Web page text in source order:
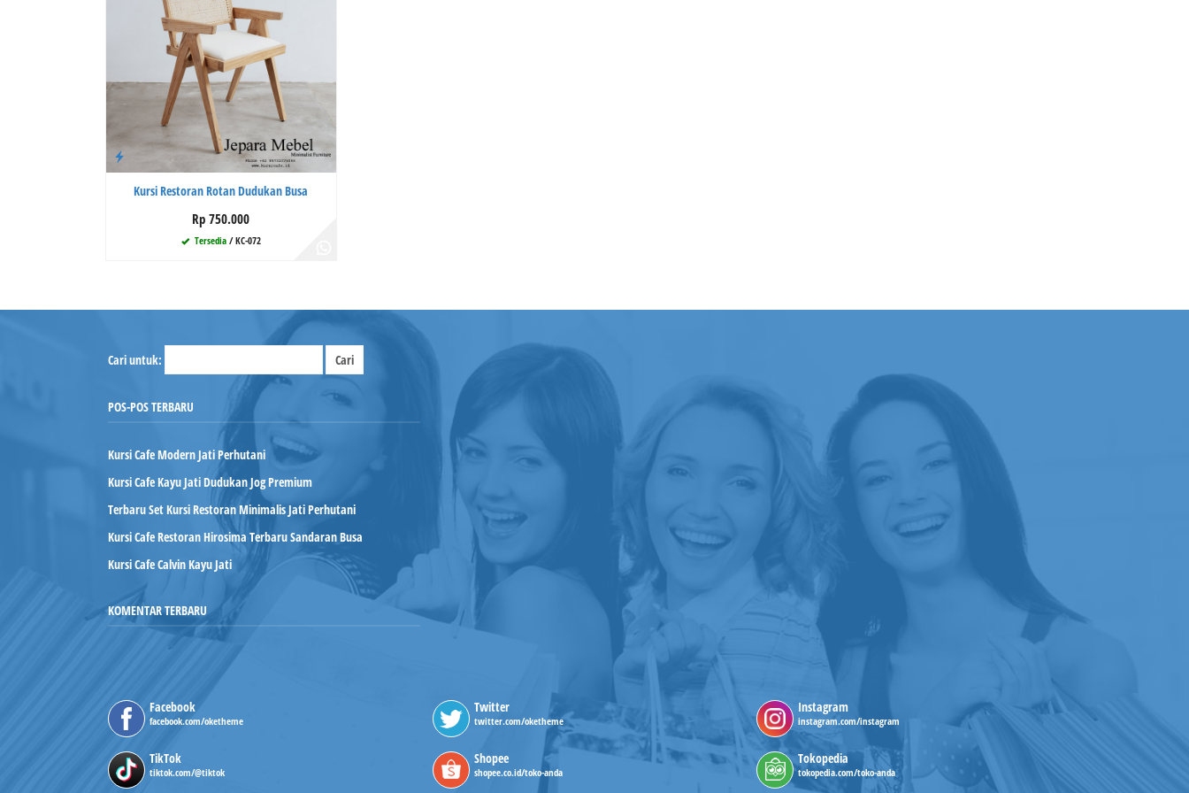
Kursi Restoran Rotan Dudukan Busa
Rp 750.000
Tersedia/ KC-072
Cari untuk:
POS-POS TERBARU
Kursi Cafe Modern Jati Perhutani
Kursi Cafe Kayu Jati Dudukan Jog Premium
Terbaru Set Kursi Restoran Minimalis Jati Perhutani
Kursi Cafe Restoran Hirosima Terbaru Sandaran Busa
Kursi Cafe Calvin Kayu Jati
KOMENTAR TERBARU
Facebook
facebook.com/oketheme
Twitter
twitter.com/oketheme
Instagram
instagram.com/instagram
TikTok
tiktok.com/@tiktok
Shopee
shopee.co.id/toko-anda
Tokopedia
tokopedia.com/toko-anda